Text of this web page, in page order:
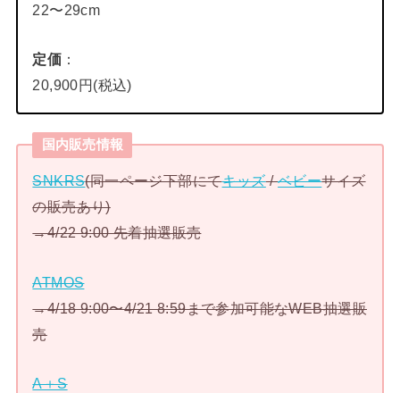
22〜29cm
定価 ：
20,900円(税込)
国内販売情報
SNKRS(同一ページ下部にてキッズ/ベビーサイズ
の販売あり)
→4/22 9:00 先着抽選販売
ATMOS
→4/18 9:00〜4/21 8:59まで参加可能なWEB抽選販
売
A＋S